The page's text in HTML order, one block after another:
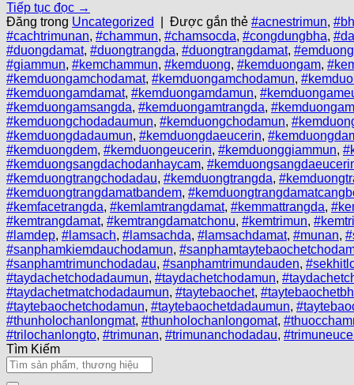
Tiếp tục đọc →
Đăng trong Uncategorized Được gắn thẻ #acnestrimun,
#cachtrimunan, #chammun, #chamsocda, #congdungbha,
#duongdamat, #duongtrangda, #duongtrangdamat,
#giammun, #kemchammun, #kemduong, #kemduongam,
#kemduongamchodamat, #kemduongamchodamun,
#kemduongamdamat, #kemduongamdamun,
#kemduongamsangda, #kemduongamtrangda,
#kemduongchodadaumun, #kemduongchodamun,
#kemduongdadaumun, #kemduongdaeucerin,
#kemduongdem, #kemduongeucerin, #kemduonggiammun,
#kemduongsangdachodanhaycam,
#kemduongtrangchodadau, #kemduongtrangda,
#kemduongtrangdamatbandem,
#kemfacetrangda, #kemlamtrangdamat, #kemmattrangda,
#kemtrangdamat, #kemtrangdamatchonu, #kemtrimun,
#lamdep, #lamsach, #lamsachda, #lamsachdamat, #munan,
#sanphamkiemdauchodamun,
#sanphamtrimunchodadau, #sanphamtrimundauden,
#taydachetchodadaumun, #taydachetchodamun,
#taydachetmatchodadaumun, #taytebaochet,
#taytebaochetchodamun, #taytebaochetdadaumun,
#thunholochanlongmat, #thunholochanlongomat,
#trilochanlongto, #trimunan, #trimunanchodadau,
Tìm Kiếm